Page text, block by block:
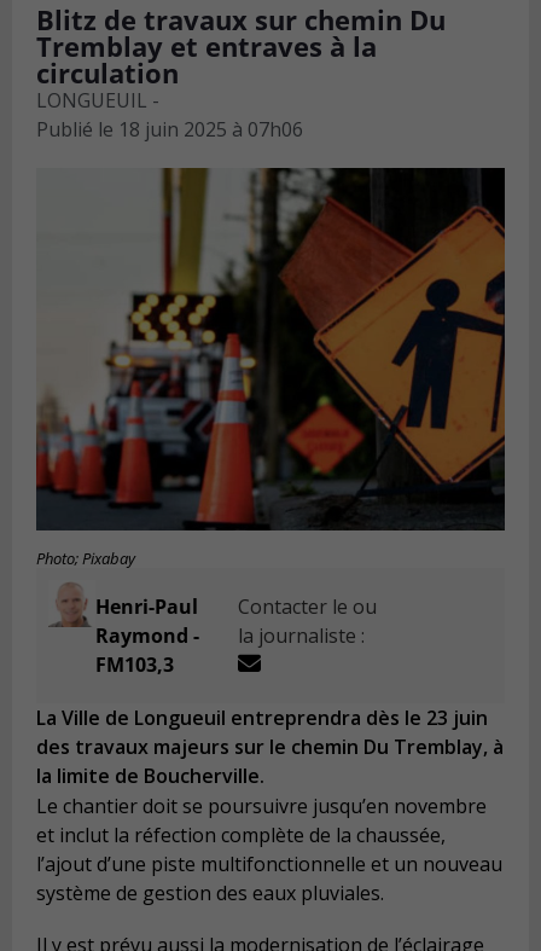
Blitz de travaux sur chemin Du
Tremblay et entraves à la
circulation
LONGUEUIL -
Publié le 18 juin 2025 à 07h06
Photo; Pixabay
Henri-Paul
Raymond -
FM103,3
Contacter le ou
la journaliste :
La Ville de Longueuil entreprendra dès le 23 juin
des travaux majeurs sur le chemin Du Tremblay, à
la limite de Boucherville.
Le chantier doit se poursuivre jusqu’en novembre
et inclut la réfection complète de la chaussée,
l’ajout d’une piste multifonctionnelle et un nouveau
système de gestion des eaux pluviales.
Il y est prévu aussi la modernisation de l’éclairage